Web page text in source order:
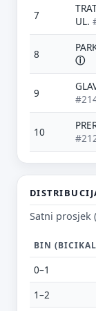
7
UL.
8
ⓘ
9
10
Satni prosjek
BIN
0–1
1–2
Predloži
Što bi ti ovdje
stranica može
najpraznije?”,
usporediti?”)
Vrsta poruke
Povratna
Tvoj prijedlog